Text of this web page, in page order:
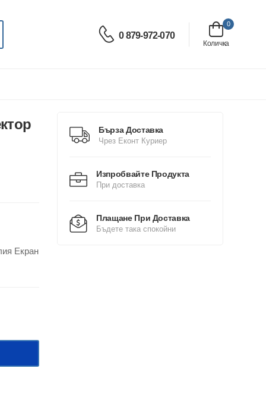
0 879-972-070
0
Количка
Екран
Бърза Доставка
Чрез Еконт Куриер
Изпробвайте Продукта
При доставка
Плащане При Доставка
Бъдете така спокойни